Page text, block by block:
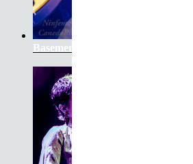
Basement Saints